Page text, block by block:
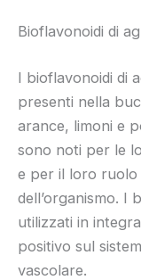
Bioflavonoidi di
I bioflavonoidi di
presenti nella
arance, limoni e
sono noti per le
e per il loro ruolo
dell’organismo. I
utilizzati in
positivo sul
vascolare.